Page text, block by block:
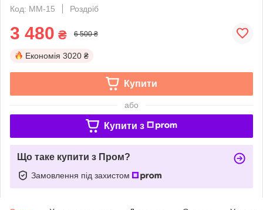
Код: MM-15
Роздріб
3 480 ₴ 6 500 ₴
Економія 3020 ₴
Купити
або
Купити з
Що таке купити з Пром?
Замовлення під захистом